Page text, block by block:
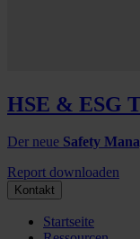
HSE & ESG
Der neue Safety
Report downloaden
Kontakt
Startseite